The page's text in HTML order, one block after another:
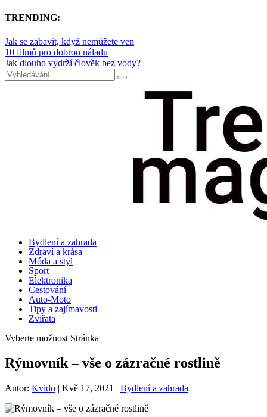
TRENDING:
Jak se zabavit, když nemůžete ven
10 filmů pro dobrou náladu
Jak dlouho vydrží člověk bez vody?
Bydlení a zahrada
Zdraví a krása
Móda a styl
Sport
Elektronika
Cestování
Auto-Moto
Tipy a zajímavosti
Zvířata
Vyberte možnost Stránka
Rýmovník – vše o zázračné rostlině
Autor: Kvido | Kvě 17, 2021 | Bydlení a zahrada